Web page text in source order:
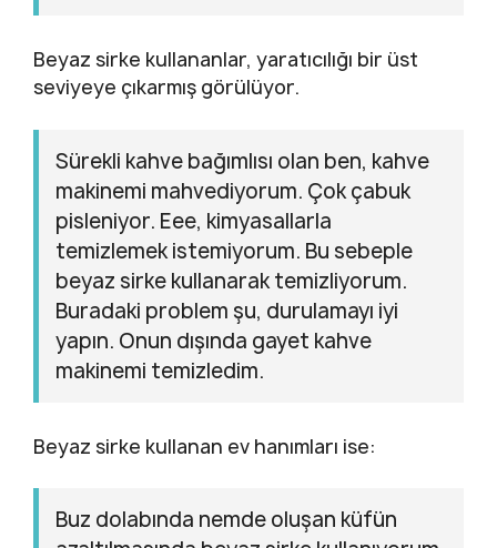
Beyaz sirke kullananlar, yaratıcılığı bir üst
seviyeye çıkarmış görülüyor.
Sürekli kahve bağımlısı olan ben, kahve
makinemi mahvediyorum. Çok çabuk
pisleniyor. Eee, kimyasallarla
temizlemek istemiyorum. Bu sebeple
beyaz sirke kullanarak temizliyorum.
Buradaki problem şu, durulamayı iyi
yapın. Onun dışında gayet kahve
makinemi temizledim.
Beyaz sirke kullanan ev hanımları ise:
Buz dolabında nemde oluşan küfün